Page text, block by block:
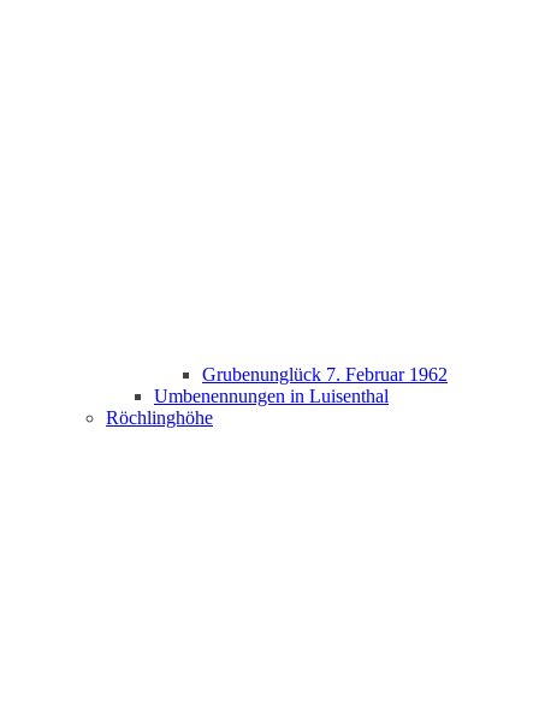
Grubenunglück 7. Februar 1962
Umbenennungen in Luisenthal
Röchlinghöhe